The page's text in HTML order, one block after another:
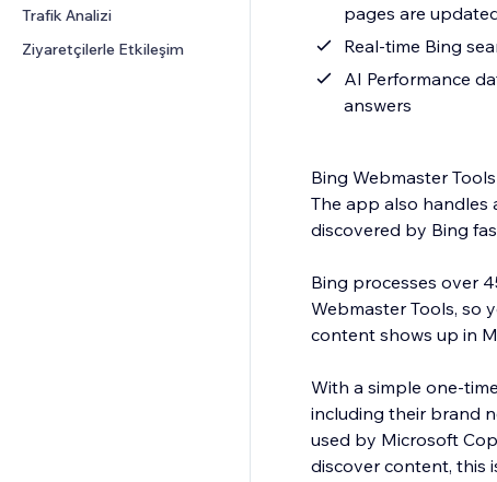
Trafik Analizi
Ziyaretçilerle Etkileşim
pages are
Real-time Bing
AI Performance
answers
Bing Webmaster
The app also handles
discovered by Bing
Bing processes over
Webmaster Tools, so
content shows up in
With a simple one-
including their brand
used by Microsoft
discover content, this